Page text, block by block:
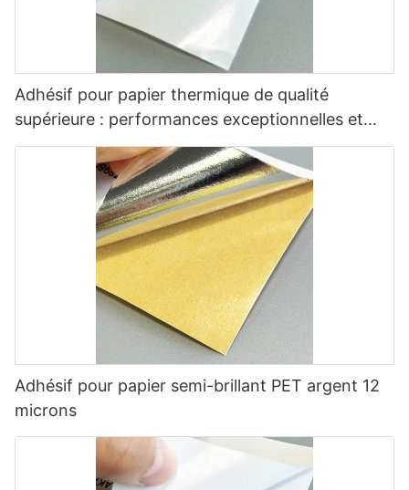
Adhésif pour papier thermique de qualité
supérieure : performances exceptionnelles et
polyvalentes
Adhésif pour papier semi-brillant PET argent 12
microns